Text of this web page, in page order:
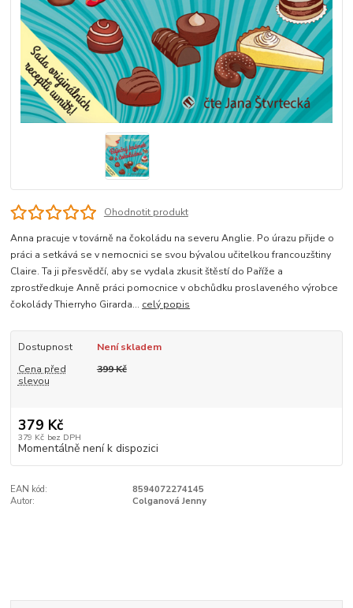
Ohodnotit produkt
Anna pracuje v továrně na čokoládu na severu Anglie. Po úrazu přijde o
práci a setkává se v nemocnici se svou bývalou učitelkou francouzštiny
Claire. Ta ji přesvědčí, aby se vydala zkusit štěstí do Paříže a
zprostředkuje Anně práci pomocnice v obchůdku proslaveného výrobce
čokolády Thierryho Girarda... celý popis
Dostupnost
Není skladem
Cena před
slevou
399 Kč
379 Kč
379 Kč bez DPH
Momentálně není k dispozici
EAN kód:
8594072274145
Autor:
Colganová Jenny